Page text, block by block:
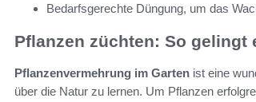
Bedarfsgerechte Düngung, um das
Pflanzen züchten: So gelingt
Pflanzenvermehrung im Garten ist eine
über die Natur zu lernen. Um Pflanzen